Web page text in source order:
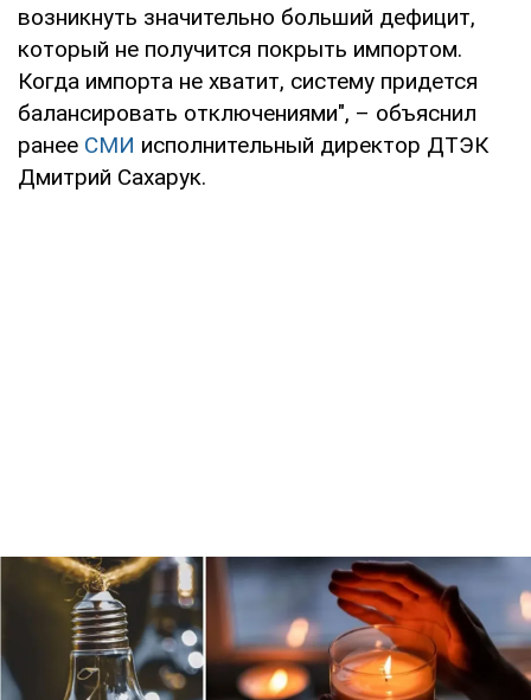
возникнуть значительно больший дефицит,
который не получится покрыть импортом.
Когда импорта не хватит, систему придется
балансировать отключениями", – объяснил
ранее СМИ исполнительный директор ДТЭК
Дмитрий Сахарук.